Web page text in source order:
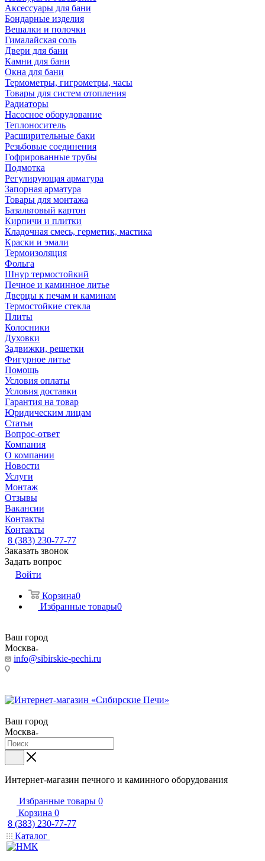
Аксессуары для бани
Бондарные изделия
Вешалки и полочки
Гималайская соль
Двери для бани
Камни для бани
Окна для бани
Термометры, гигрометры, часы
Товары для систем отопления
Радиаторы
Насосное оборудование
Теплоноситель
Расширительные баки
Резьбовые соединения
Гофрированные трубы
Подмотка
Регулирующая арматура
Запорная арматура
Товары для монтажа
Базальтовый картон
Кирпичи и плитки
Кладочная смесь, герметик, мастика
Краски и эмали
Термоизоляция
Фольга
Шнур термостойкий
Печное и каминное литье
Дверцы к печам и каминам
Термостойкие стекла
Плиты
Колосники
Духовки
Задвижки, решетки
Фигурное литье
Помощь
Условия оплаты
Условия доставки
Гарантия на товар
Юридическим лицам
Статьи
Вопрос-ответ
Компания
О компании
Новости
Услуги
Монтаж
Отзывы
Вакансии
Контакты
Контакты
8 (383) 230-77-77
Заказать звонок
Задать вопрос
Войти
Корзина0
Избранные товары0
Ваш город
Москва
info@sibirskie-pechi.ru
Ваш город
Москва
Интернет-магазин печного и каминного оборудования
Избранные товары 0
Корзина 0
8 (383) 230-77-77
Каталог